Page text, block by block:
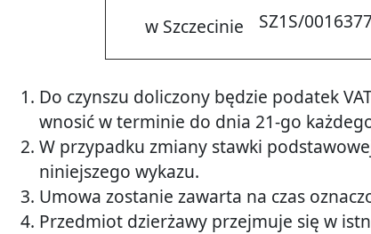
w Szczecinie
SZ1S/
Do czynszu doliczony będzie podatek
wnosić w terminie do dnia 21-go
W przypadku zmiany stawki
niniejszego wykazu.
Umowa zostanie zawarta na czas
Przedmiot dzierżawy przejmuje się w